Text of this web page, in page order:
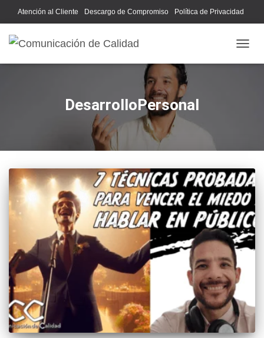
Atención al Cliente Descargo de Compromiso Política de Privacidad
DesarrolloPersonal